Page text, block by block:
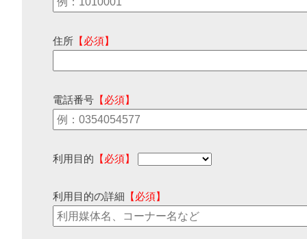
住所 【必須】
電話番号 【必須】
利用目的 【必須】
利用目的の詳細 【必須】